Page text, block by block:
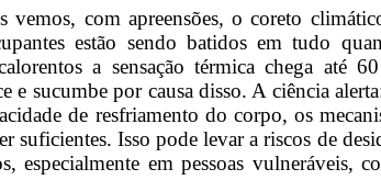
vemos, com apreensões, o coreto
estão sendo batidos em tudo
a sensação térmica chega até
e sucumbe por causa disso. A ciência
de resfriamento do corpo, os
suficientes. Isso pode levar a riscos de
especialmente em pessoas vulneráveis,